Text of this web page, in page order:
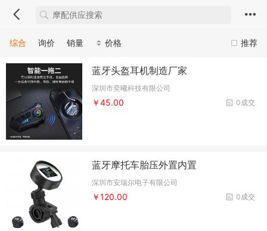
推荐
综合 询价 销量 价格
蓝牙头盔耳机制造厂家
深圳市奕曦科技有限公司
0成交
￥45.00
蓝牙摩托车胎压外置内置
深圳市安瑞尔电子有限公司
0成交
￥120.00